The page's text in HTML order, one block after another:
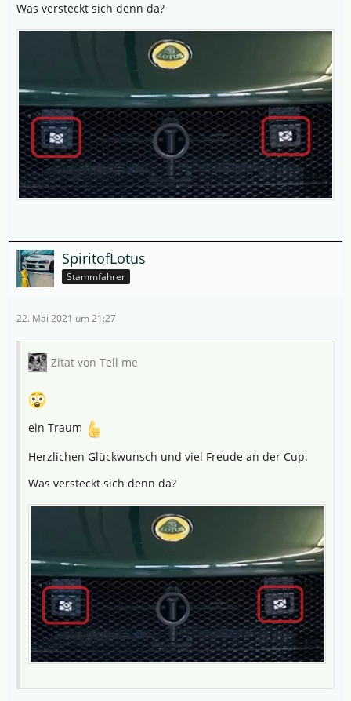
Was versteckt sich denn da?
SpiritofLotus
Stammfahrer
22. Mai 2021 um 21:27
Zitat von Tell me
ein Traum
Herzlichen Glückwunsch und viel Freude an der Cup.
Was versteckt sich denn da?